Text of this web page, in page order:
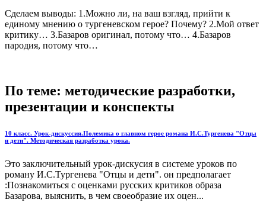
Сделаем выводы: 1.Можно ли, на ваш взгляд, прийти к
единому мнению о тургеневском герое? Почему? 2.Мой ответ
критику… 3.Базаров оригинал, потому что… 4.Базаров
пародия, потому что…
По теме: методические разработки,
презентации и конспекты
10 класс. Урок-дискуссия.Полемика о главном герое романа И.С.Тургенева "Отцы
и дети". Методическая разработка урока.
Это заключительный урок-дискусия в системе уроков по
роману И.С.Тургенева "Отцы и дети". он предполагает
:Познакомиться с оценками русских критиков образа
Базарова, выяснить, в чем своеобразие их оцен...